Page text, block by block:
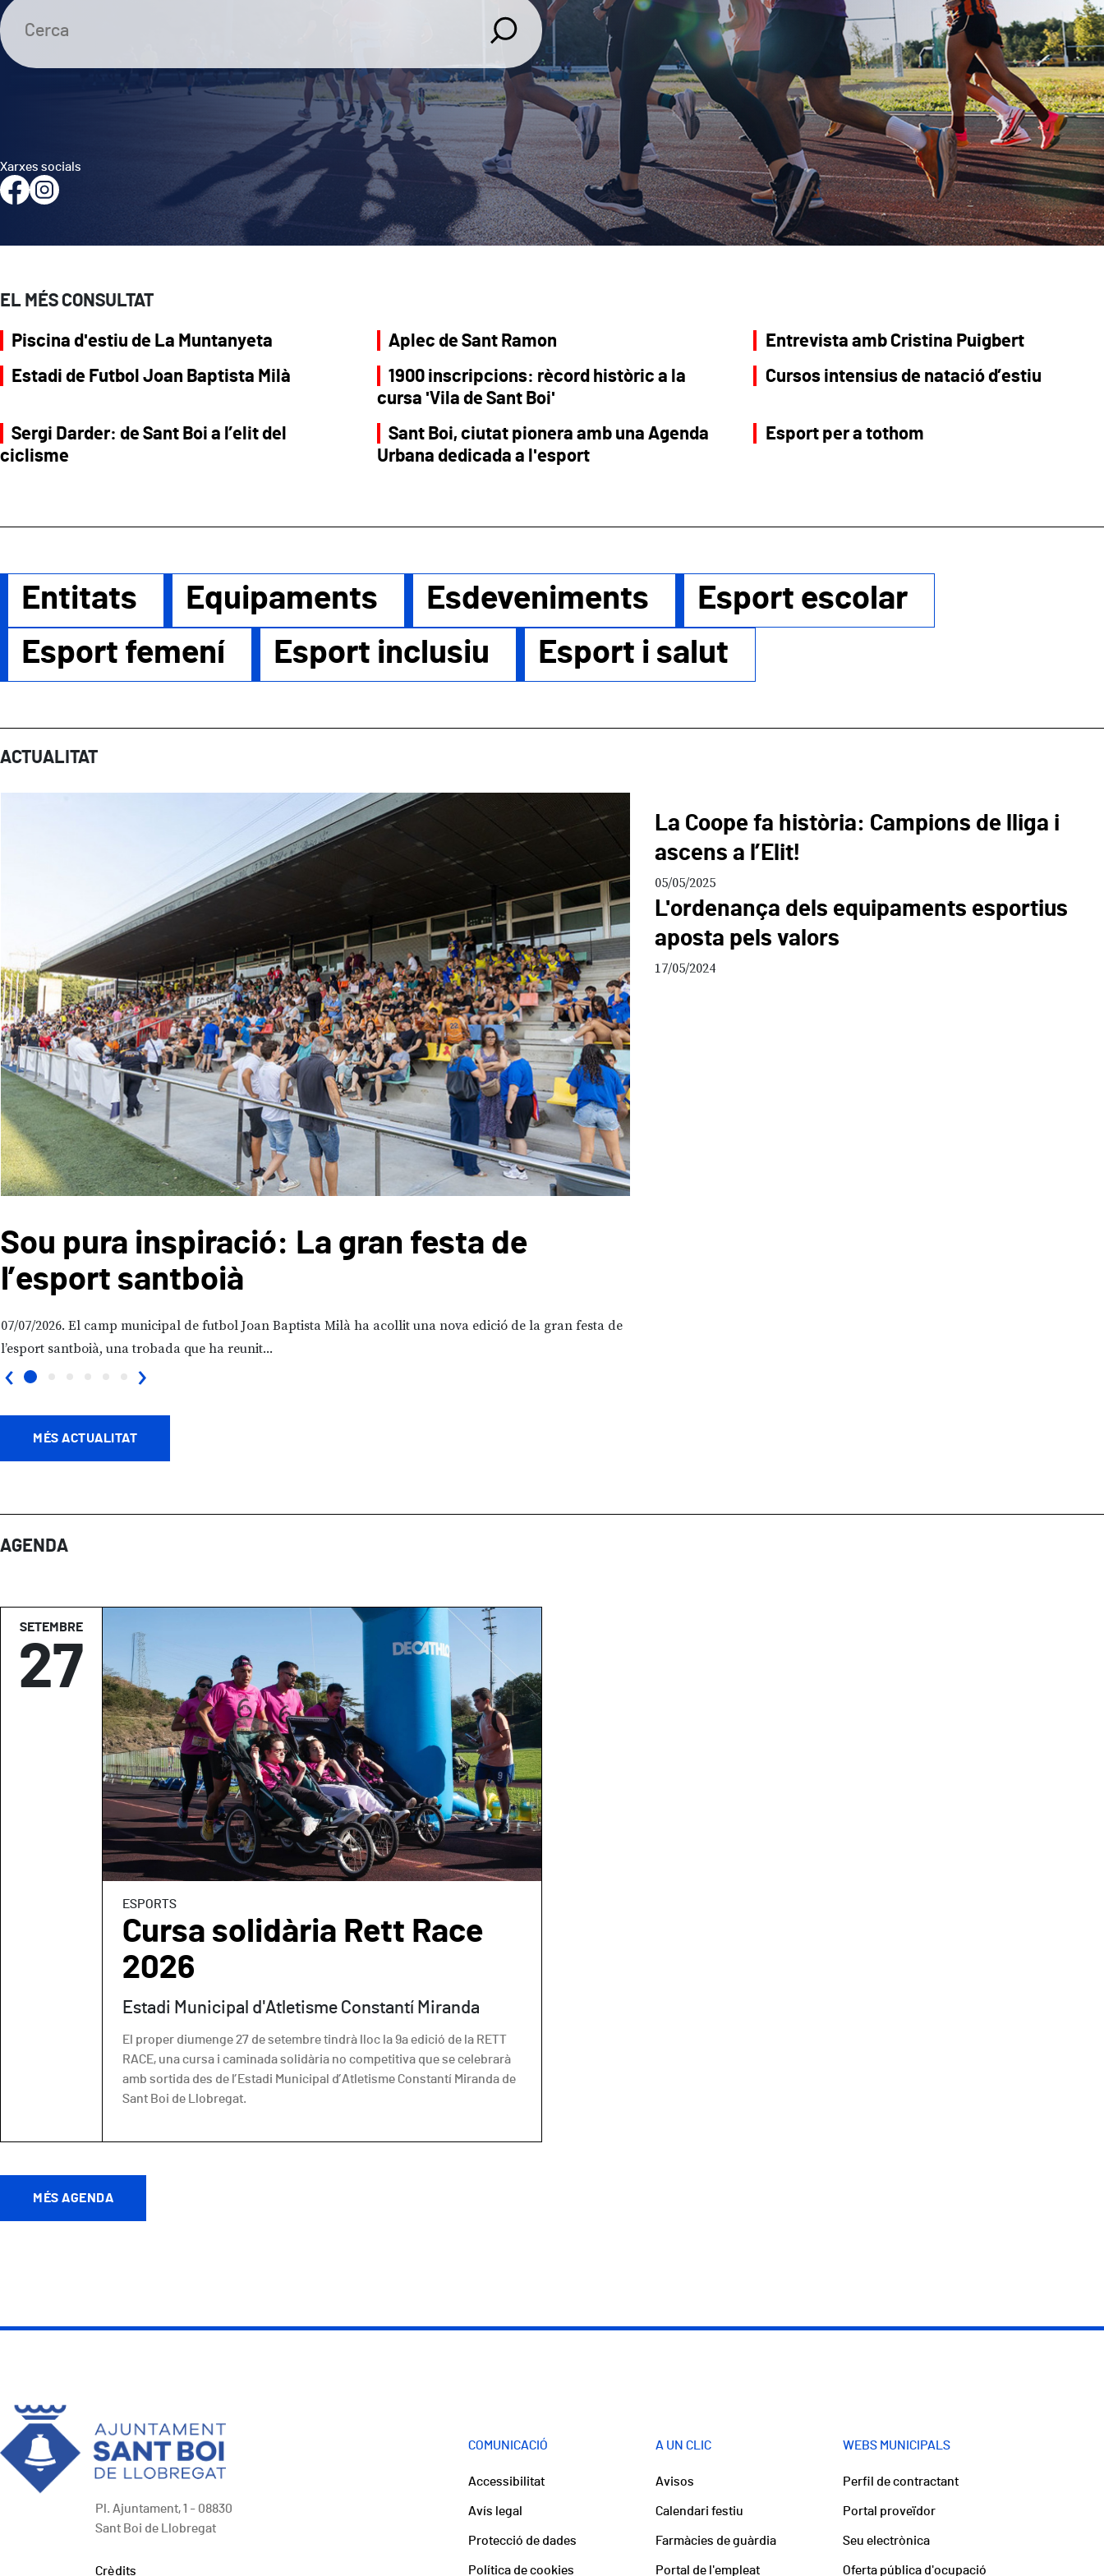
Xarxes socials
EL MÉS CONSULTAT
Piscina d'estiu de La Muntanyeta Aplec de Sant Ramon
Entrevista amb Cristina Puigbert
Estadi de Futbol Joan Baptista Milà
1900 inscripcions: rècord històric a la
cursa 'Vila de Sant Boi'
Cursos intensius de natació d’estiu
Sergi Darder: de Sant Boi a l’elit del
ciclisme
Sant Boi, ciutat pionera amb una Agenda
Urbana dedicada a l'esport
Esport per a tothom
Entitats Equipaments Esdeveniments
Esport escolar
Esport femení
Esport inclusiu Esport i salut
ACTUALITAT
Sou pura inspiració: La gran festa de
l’esport santboià
07/07/2026 El camp municipal de futbol Joan Baptista Milà ha acollit una nova edició de la gran festa de
l’esport santboià, una trobada que ha reunit...
‹ ›
La Coope fa història: Campions de lliga i
ascens a l’Elit!
05/05/2025
L'ordenança dels equipaments esportius
aposta pels valors
17/05/2024
MÉS ACTUALITAT
AGENDA
SETEMBRE
27
ESPORTS
Cursa solidària Rett Race
2026
Estadi Municipal d'Atletisme Constantí Miranda
El proper diumenge 27 de setembre tindrà lloc la 9a edició de la RETT
RACE, una cursa i caminada solidària no competitiva que se celebrarà
amb sortida des de l’Estadi Municipal d’Atletisme Constantí Miranda de
Sant Boi de Llobregat.
MÉS AGENDA
Pl. Ajuntament, 1 - 08830
Sant Boi de Llobregat
Peu
Crèdits
COMUNICACIÓ
Accessibilitat
Avís legal
Protecció de dades
Política de cookies
A UN CLIC
Avisos
Calendari festiu
Farmàcies de guàrdia
Portal de l'empleat
WEBS MUNICIPALS
Perfil de contractant
Portal proveïdor
Seu electrònica
Oferta pública d'ocupació